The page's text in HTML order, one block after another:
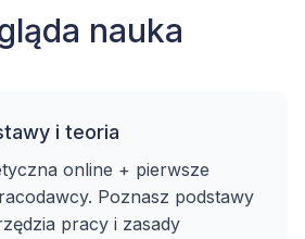
nauka
i teoria
online + pierwsze
Poznasz podstawy
pracy i zasady